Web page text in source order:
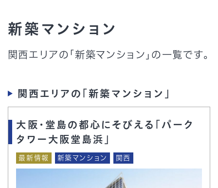
新築マンション
関西エリアの「新築マンション」の一覧です。
関西エリアの「新築マンション」
大阪・堂島の都心にそびえる「パーク
タワー大阪堂島浜」
最新情報 新築マンション 関西